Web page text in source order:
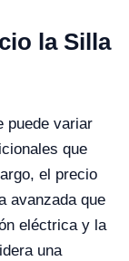
la Silla
puede variar
que
el precio
avanzada que
eléctrica y la
una